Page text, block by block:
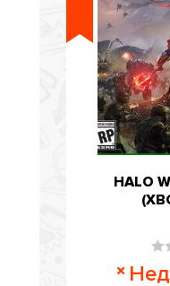
HALO